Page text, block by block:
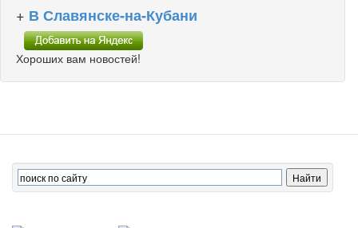
+ В Славянске-на-Кубани
Хороших вам новостей!